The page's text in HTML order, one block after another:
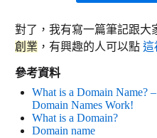
對了，我有寫一篇筆記跟大
創業 ，有興趣的人可以點 這
參考資料
What is a Domain Name?
Domain Names Work!
What is a Domain?
Domain name